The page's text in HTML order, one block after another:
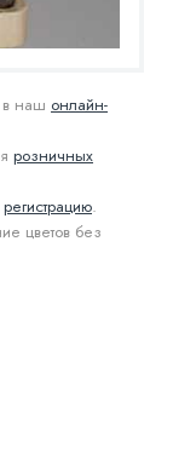
в наш онлайн-
розничных
регистрацию.
цветов без